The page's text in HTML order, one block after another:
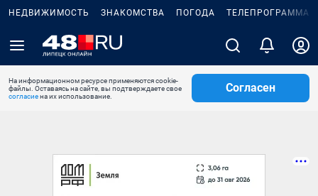
НЕДВИЖИМОСТЬ ЗНАКОМСТВА ПОГОДА ТЕЛЕПРОГРАММА
На информационном ресурсе применяются cookie-
файлы. Оставаясь на сайте, вы подтверждаете свое
согласиена их использование.
Согласен